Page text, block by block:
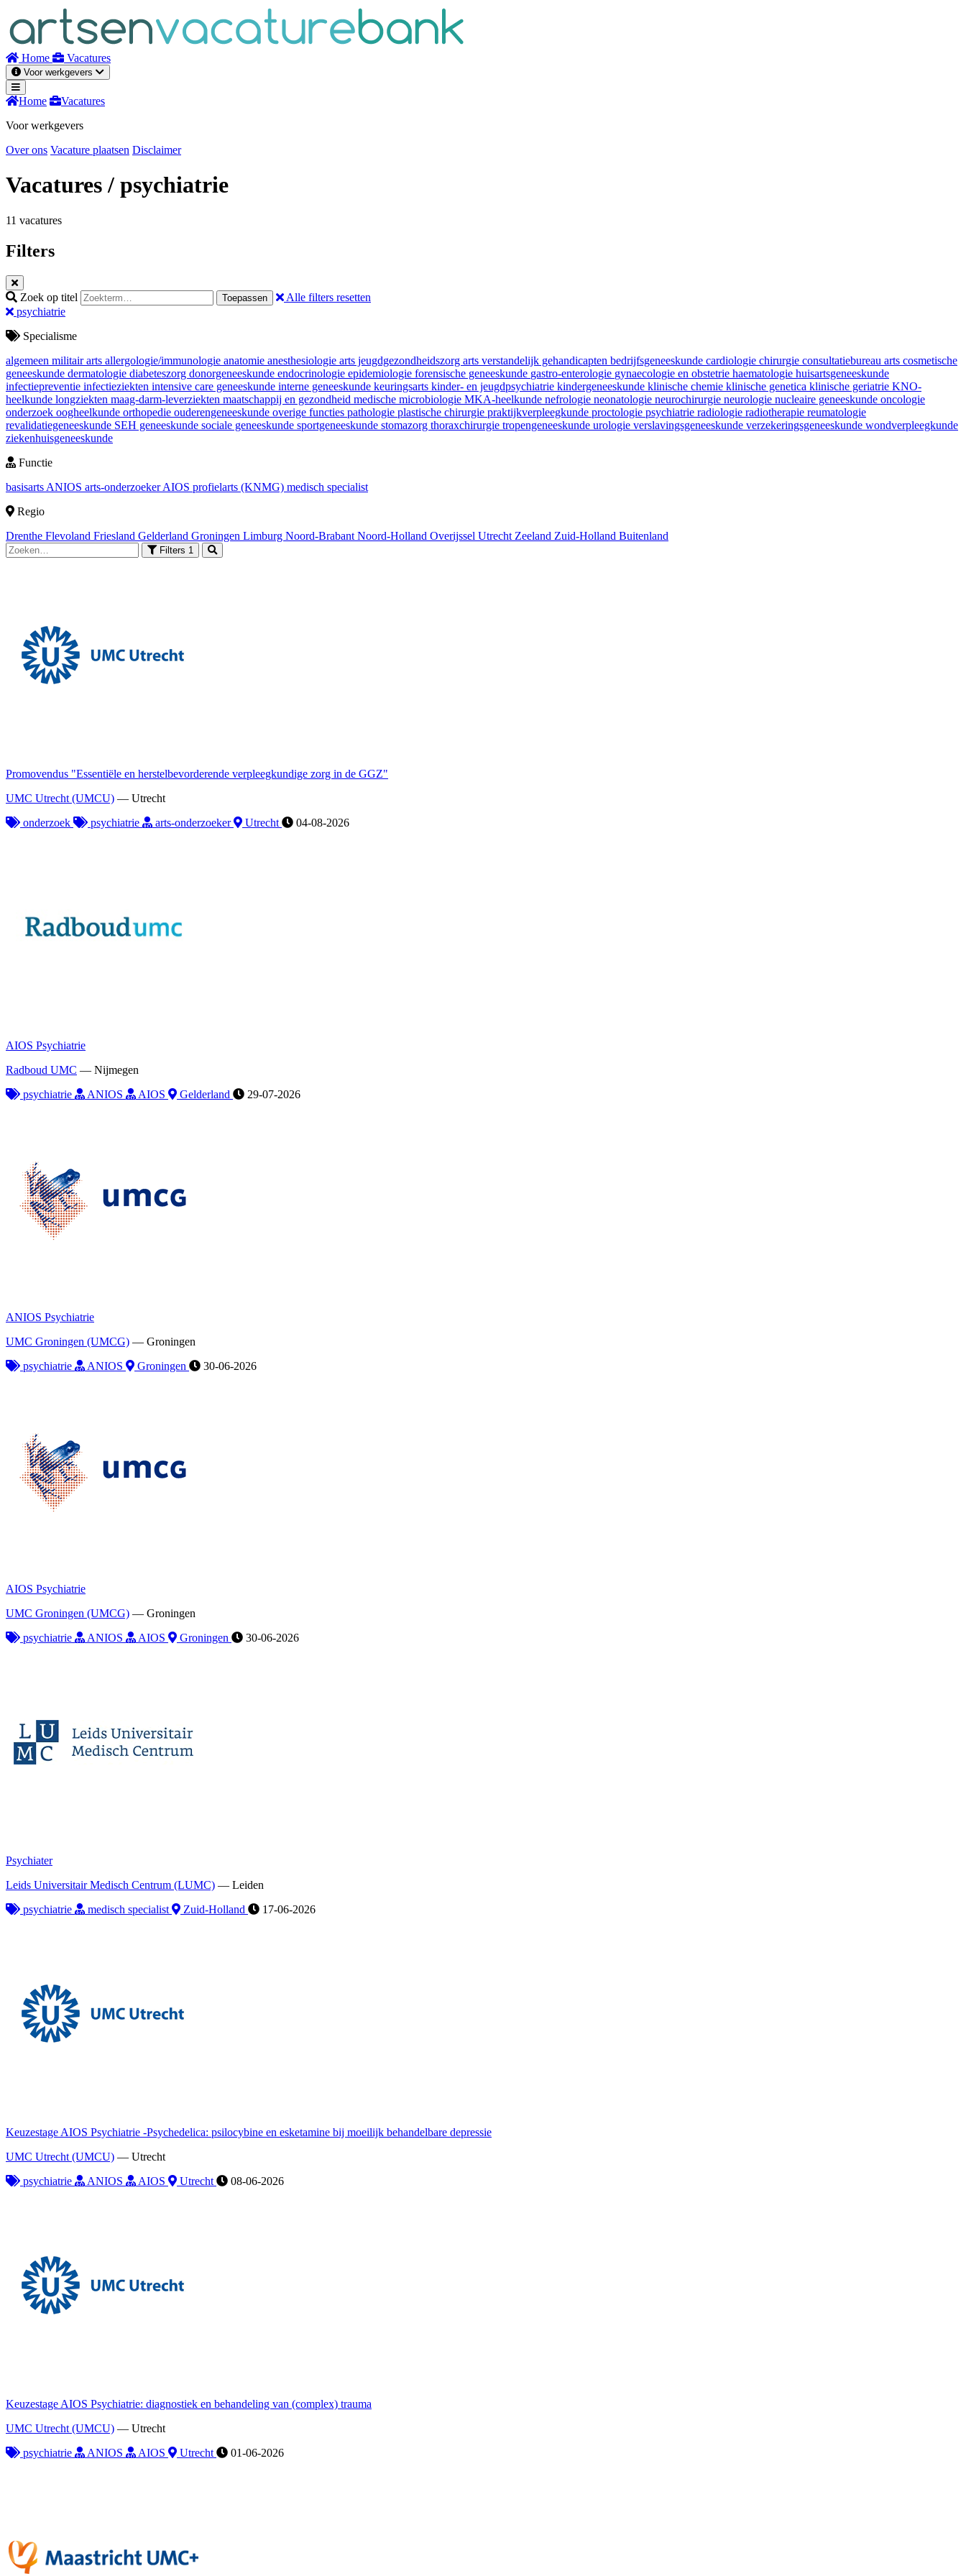
inhoud
Home Vacatures
Voor werkgevers
Home
Vacatures
Voor werkgevers
Over ons Vacature plaatsen Disclaimer
Vacatures/ psychiatrie
11 vacatures
Filters
Zoek op titel Toepassen
Alle filters resetten
psychiatrie
Specialisme
algemeen militair arts allergologie/immunologie anatomie anesthesiologie arts jeugdgezondheidszorg arts verstandelijk gehandicapten bedrijfsgeneeskunde cardiologie chirurgie consultatiebureau arts cosmetische
geneeskunde dermatologie diabeteszorg donorgeneeskunde endocrinologie epidemiologie forensische geneeskunde gastro-enterologie gynaecologie en obstetrie haematologie huisartsgeneeskunde
infectiepreventie infectieziekten intensive care geneeskunde interne geneeskunde keuringsarts kinder- en jeugdpsychiatrie kindergeneeskunde klinische chemie klinische genetica klinische geriatrie KNO-
heelkunde longziekten maag-darm-leverziekten maatschappij en gezondheid medische microbiologie MKA-heelkunde nefrologie neonatologie neurochirurgie neurologie nucleaire geneeskunde oncologie
onderzoek oogheelkunde orthopedie ouderengeneeskunde overige functies pathologie plastische chirurgie praktijkverpleegkunde proctologie psychiatrie radiologie radiotherapie reumatologie
revalidatiegeneeskunde SEH geneeskunde sociale geneeskunde sportgeneeskunde stomazorg thoraxchirurgie tropengeneeskunde urologie verslavingsgeneeskunde verzekeringsgeneeskunde wondverpleegkunde
ziekenhuisgeneeskunde
Functie
basisarts ANIOS arts-onderzoekerAIOS profielarts (KNMG) medisch specialist
Regio
Drenthe Flevoland Friesland Gelderland Groningen Limburg Noord-Brabant Noord-Holland Overijssel Utrecht Zeeland Zuid-Holland Buitenland
Filters 1
Promovendus "Essentiële en herstelbevorderende verpleegkundige zorg in de GGZ"
UMC Utrecht (UMCU) — Utrecht
onderzoek
psychiatrie arts-onderzoeker Utrecht 04-08-2026
AIOS Psychiatrie
Radboud UMC — Nijmegen
psychiatrie
ANIOS AIOS Gelderland 29-07-2026
ANIOS Psychiatrie
UMC Groningen (UMCG) — Groningen
psychiatrie
ANIOS Groningen 30-06-2026
AIOS Psychiatrie
UMC Groningen (UMCG) — Groningen
psychiatrie
ANIOS AIOS Groningen 30-06-2026
Psychiater
Leids Universitair Medisch Centrum (LUMC) — Leiden
psychiatrie
medisch specialist Zuid-Holland 17-06-2026
Keuzestage AIOS Psychiatrie -Psychedelica: psilocybine en esketamine bij moeilijk behandelbare depressie
UMC Utrecht (UMCU) — Utrecht
psychiatrie
ANIOS AIOS Utrecht 08-06-2026
Keuzestage AIOS Psychiatrie: diagnostiek en behandeling van (complex) trauma
UMC Utrecht (UMCU) — Utrecht
psychiatrie
ANIOS AIOS Utrecht 01-06-2026